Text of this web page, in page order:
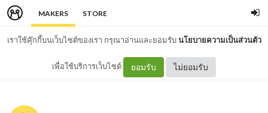
MAKERS STORE
เราใช้คุ๊กกี้บนเว็บไซต์ของเรา กรุณาอ่านและยอมรับนโยบายความเป็นส่วนตัว
เพื่อใช้บริการเว็บไซต์ ยอมรับ ไม่ยอมรับ